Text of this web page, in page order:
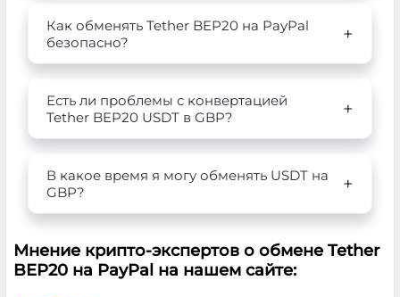
Как обменять Tether BEP20 на PayPal
безопасно?
Есть ли проблемы с конвертацией
Tether BEP20 USDT в GBP?
В какое время я могу обменять USDT на
GBP?
Мнение крипто-экспертов о обмене Tether
BEP20 на PayPal на нашем сайте: